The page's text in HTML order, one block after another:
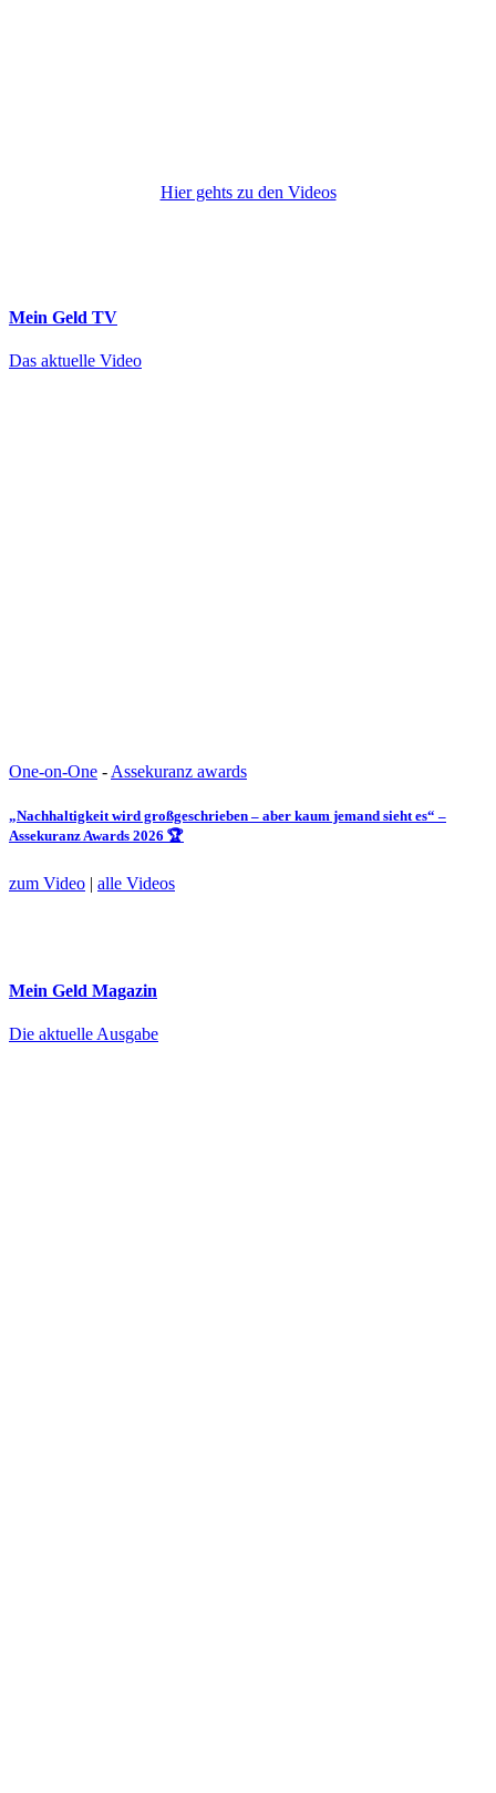
Hier gehts zu den Videos
Mein Geld TV
Das aktuelle Video
One-on-One -Assekuranz awards
„Nachhaltigkeit wird großgeschrieben – aber kaum jemand sieht es“ –
Assekuranz Awards 2026 🏆
zum Video | alle Videos
Mein Geld Magazin
Die aktuelle Ausgabe